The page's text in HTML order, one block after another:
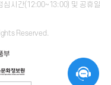
시간(12:00~13:00) 및 공휴일
Reserved.